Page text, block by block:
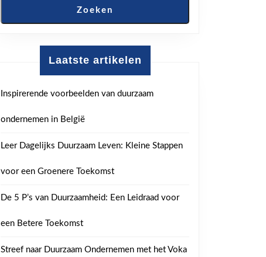
Zoeken
Laatste artikelen
Inspirerende voorbeelden van duurzaam
ondernemen in België
Leer Dagelijks Duurzaam Leven: Kleine Stappen
voor een Groenere Toekomst
De 5 P’s van Duurzaamheid: Een Leidraad voor
een Betere Toekomst
Streef naar Duurzaam Ondernemen met het Voka